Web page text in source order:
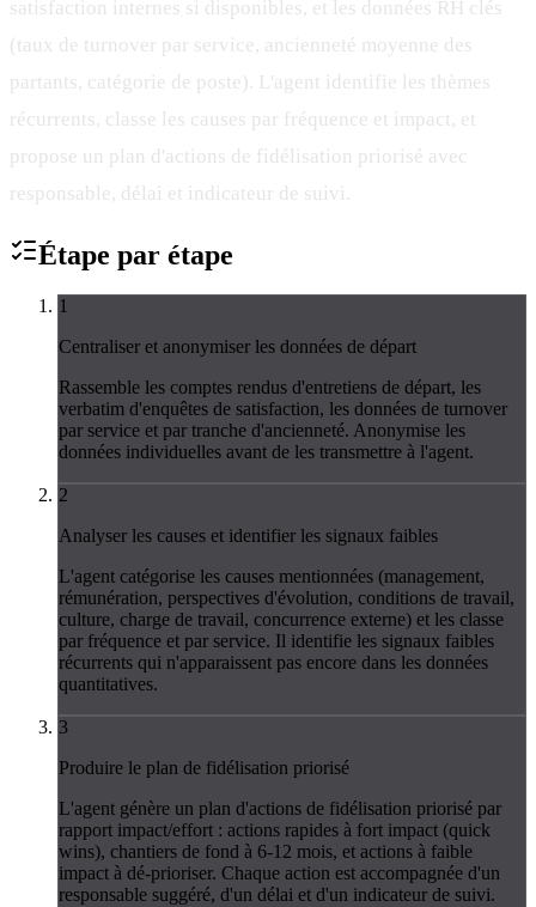
satisfaction internes si disponibles, et les données RH clés
(taux de turnover par service, ancienneté moyenne des
partants, catégorie de poste). L'agent identifie les thèmes
récurrents, classe les causes par fréquence et impact, et
propose un plan d'actions de fidélisation priorisé avec
responsable, délai et indicateur de suivi.
Étape par étape
1
Centraliser et anonymiser les données de départ
Rassemble les comptes rendus d'entretiens de départ, les
verbatim d'enquêtes de satisfaction, les données de turnover
par service et par tranche d'ancienneté. Anonymise les
données individuelles avant de les transmettre à l'agent.
2
Analyser les causes et identifier les signaux faibles
L'agent catégorise les causes mentionnées (management,
rémunération, perspectives d'évolution, conditions de travail,
culture, charge de travail, concurrence externe) et les classe
par fréquence et par service. Il identifie les signaux faibles
récurrents qui n'apparaissent pas encore dans les données
quantitatives.
3
Produire le plan de fidélisation priorisé
L'agent génère un plan d'actions de fidélisation priorisé par
rapport impact/effort : actions rapides à fort impact (quick
wins), chantiers de fond à 6-12 mois, et actions à faible
impact à dé-prioriser. Chaque action est accompagnée d'un
responsable suggéré, d'un délai et d'un indicateur de suivi.